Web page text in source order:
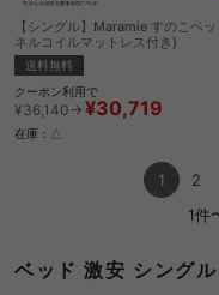
【シングル】Maramie すのこベ
ネルコイルマットレス付き)
送料無料
クーポン利用で
¥36,140→ ¥30,719
在庫：△
1 2
1件
ベッド 激安 シング